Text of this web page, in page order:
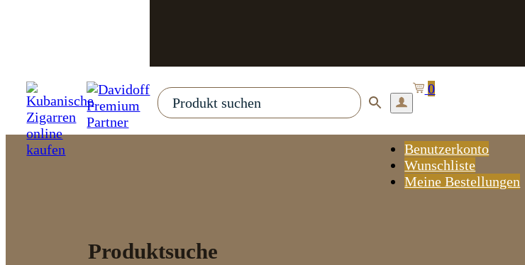
Benutzerkonto
Wunschliste
Meine Bestellungen
0
Produktsuche